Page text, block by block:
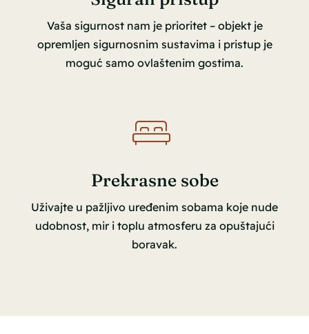
Vaša sigurnost nam je prioritet – objekt je
opremljen sigurnosnim sustavima i pristup je
moguć samo ovlaštenim gostima.
Prekrasne sobe
Uživajte u pažljivo uređenim sobama koje nude
udobnost, mir i toplu atmosferu za opuštajući
boravak.